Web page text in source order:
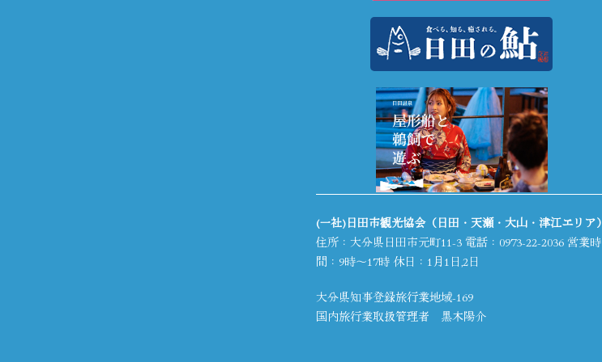
(一社)日田市観光協会（日田・天瀬・大山・津江エリア）
住所：大分県日田市元町11-3 電話： 0973-22-2036営業時
間：9時～17時 休日：1月1日,2日
大分県知事登録旅行業地域-169
国内旅行業取扱管理者 黒木陽介